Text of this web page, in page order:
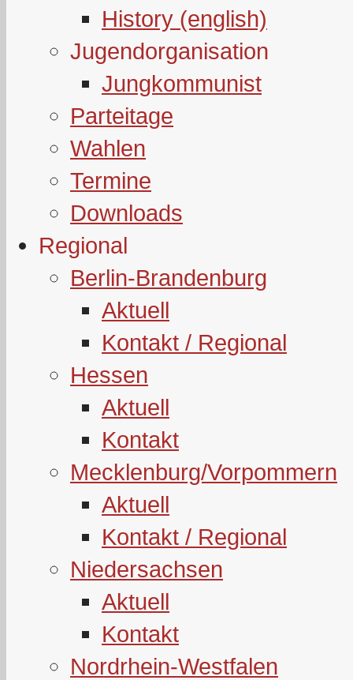
History (english)
Jugendorganisation
Jungkommunist
Parteitage
Wahlen
Termine
Downloads
Regional
Berlin-Brandenburg
Aktuell
Kontakt / Regional
Hessen
Aktuell
Kontakt
Mecklenburg/Vorpommern
Aktuell
Kontakt / Regional
Niedersachsen
Aktuell
Kontakt
Nordrhein-Westfalen